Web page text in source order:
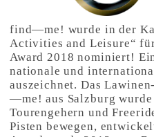
find—me! wurde in der
Activities and Leisure“
Award 2018 nominiert!
nationale und
auszeichnet. Das
—me! aus Salzburg
Tourengehern und
Pisten bewegen,